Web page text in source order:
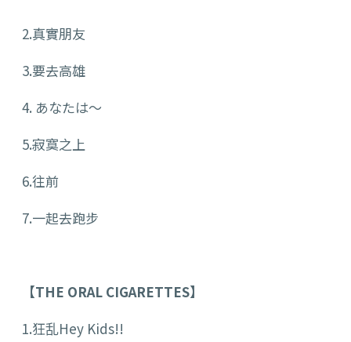
2.真實朋友
3.要去高雄
4. あなたは〜
5.寂寞之上
6.往前
7.一起去跑步
【THE ORAL CIGARETTES】
1.狂乱Hey Kids!!